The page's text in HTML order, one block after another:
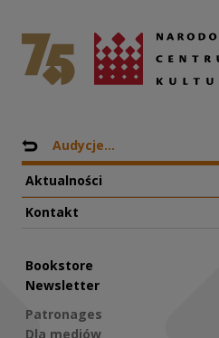
National Centre for Culture
Nawigacja
Back to: Projekty
Audycje...
Aktualności
Kontakt
Bookstore
Newsletter
Patronages
Dla mediów